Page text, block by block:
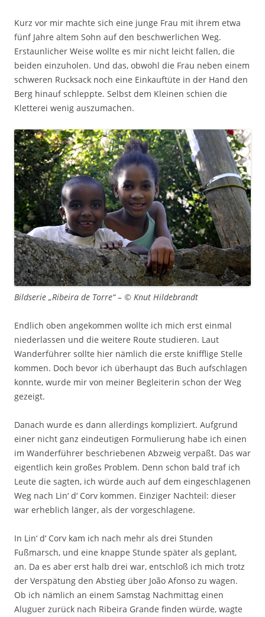
Kurz vor mir machte sich eine junge Frau mit ihrem etwa
fünf Jahre altem Sohn auf den beschwerlichen Weg.
Erstaunlicher Weise wollte es mir nicht leicht fallen, die
beiden einzuholen. Und das, obwohl die Frau neben einem
schweren Rucksack noch eine Einkauftüte in der Hand den
Berg hinauf schleppte. Selbst dem Kleinen schien die
Kletterei wenig auszumachen.
Bildserie „Ribeira de Torre“ – © Knut Hildebrandt
Endlich oben angekommen wollte ich mich erst einmal
niederlassen und die weitere Route studieren. Laut
Wanderführer sollte hier nämlich die erste knifflige Stelle
kommen. Doch bevor ich überhaupt das Buch aufschlagen
konnte, wurde mir von meiner Begleiterin schon der Weg
gezeigt.
Danach wurde es dann allerdings kompliziert. Aufgrund
einer nicht ganz eindeutigen Formulierung habe ich einen
im Wanderführer beschriebenen Abzweig verpaßt. Das war
eigentlich kein großes Problem. Denn schon bald traf ich
Leute die sagten, ich würde auch auf dem eingeschlagenen
Weg nach Lin‘ d‘ Corv kommen. Einziger Nachteil: dieser
war erheblich länger, als der vorgeschlagene.
In Lin‘ d‘ Corv kam ich nach mehr als drei Stunden
Fußmarsch, und eine knappe Stunde später als geplant,
an. Da es aber erst halb drei war, entschloß ich mich trotz
der Verspätung den Abstieg über João Afonso zu wagen.
Ob ich nämlich an einem Samstag Nachmittag einen
Aluguer zurück nach Ribeira Grande finden würde, wagte